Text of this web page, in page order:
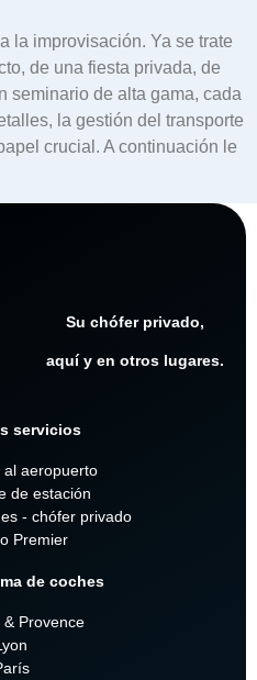
la improvisación. Ya se trate
de una fiesta privada, de
seminario de alta gama, cada
la gestión del transporte
crucial. A continuación le
Su chófer privado,
aquí y en otros lugares.
servicios
al aeropuerto
de estación
- chófer privado
Premier
de coches
& Provence